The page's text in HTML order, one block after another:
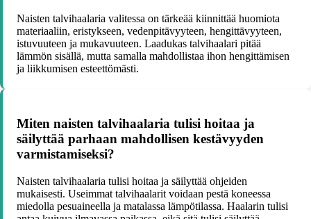
Naisten talvihaalaria valitessa on tärkeää kiinnittää huomiota
materiaaliin, eristykseen, vedenpitävyyteen, hengittävyyteen,
istuvuuteen ja mukavuuteen. Laadukas talvihaalari pitää
lämmön sisällä, mutta samalla mahdollistaa ihon hengittämisen
ja liikkumisen esteettömästi.
Miten naisten talvihaalaria tulisi hoitaa ja
säilyttää parhaan mahdollisen kestävyyden
varmistamiseksi?
Naisten talvihaalaria tulisi hoitaa ja säilyttää ohjeiden
mukaisesti. Useimmat talvihaalarit voidaan pestä koneessa
miedolla pesuaineella ja matalassa lämpötilassa. Haalarin tulisi